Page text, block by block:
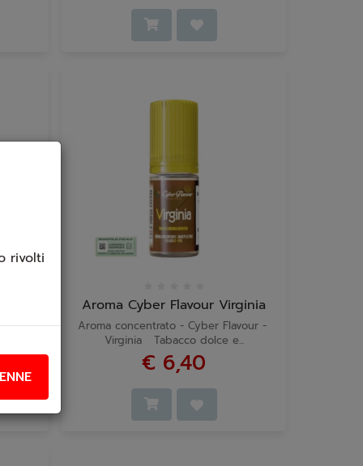
-
Aroma Cyber Flavour Virginia
Aroma concentrato - Cyber Flavour -
Virginia Tabacco dolce e...
€ 6,40
rivolti